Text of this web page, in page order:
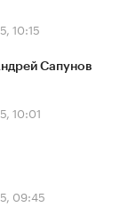
10:15
Сапунов
10:01
09:45